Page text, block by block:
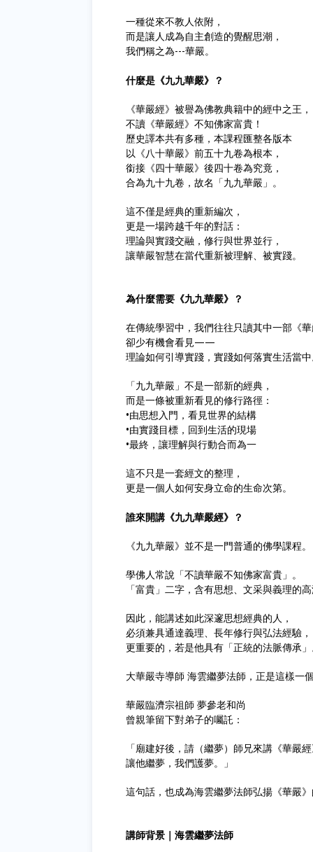
一種從來不教人依附，
而是讓人成為自主創造的覺醒思潮，
我們稱之為---華嚴。
什麼是《九九華嚴》？
《華嚴經》被譽為佛教典籍中的經中之王，
不讀《華嚴經》不知佛家富貴！
歷史譯本共有多種，本課程匯整各版本
以《八十華嚴》前五十九卷為根本，
銜接《四十華嚴》後四十卷為究竟，
合為九十九卷，故名「九九華嚴」。
這不僅是經典的重新編次，
更是一場跨越千年的對話：
理論與實踐交融，修行與世界並行，
讓華嚴智慧在當代重新被理解、被實踐。
為什麼需要《九九華嚴》？
在傳統學習中，我們往往只讀其中一部《華
卻少有機會看見——
理論如何引導實踐，實踐如何落實生活當中
「九九華嚴」不是一部新的經典，
而是一條被重新看見的修行路徑：
•由思想入門，看見世界的結構
•由實踐目標，回到生活的現場
•最終，讓理解與行動合而為一
這不只是一套經文的整理，
更是一個人如何安身立命的生命次第。
誰來開講《九九華嚴經》？
《九九華嚴》並不是一門普通的佛學課程。
學佛人常說「不讀華嚴不知佛家富貴」。
「富貴」二字，含有思想、文采與義理的高
因此，能講述如此深邃思想經典的人，
必須兼具通達義理、長年修行與弘法經驗，
更重要的，若是他具有「正統的法脈傳承」
大華嚴寺導師 海雲繼夢法師，正是這樣一個
華嚴臨濟宗祖師 夢參老和尚
曾親筆留下對弟子的囑託：
「廟建好後，請（繼夢）師兄來講《華嚴經
讓他繼夢，我們護夢。」
這句話，也成為海雲繼夢法師弘揚《華嚴》
講師背景｜海雲繼夢法師